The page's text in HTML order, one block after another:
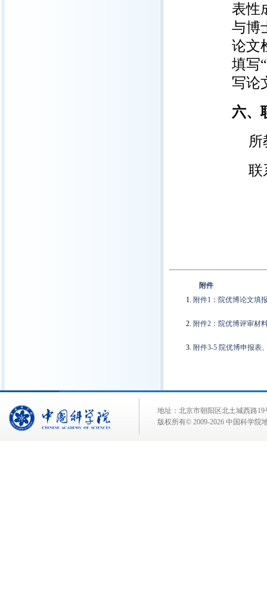
表性
与博
论文
填写
写论
六、
联
附件
附件1：院优博论文填
附件2：院优博评审材
附件3-5 院优博申报表
地址：北京市朝阳区北土城西路
版权所有© 2009-2026 中国科学院